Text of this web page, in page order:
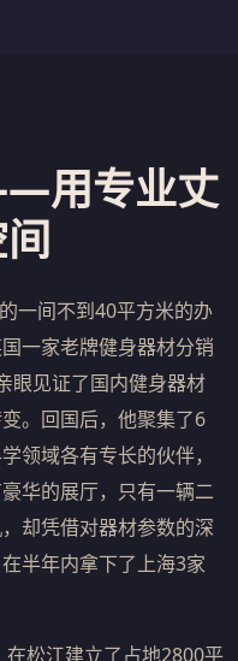
用专业丈
一间不到40平方米的办
一家老牌健身器材分销
眼见证了国内健身器材
。回国后，他聚集了6
领域各有专长的伙伴，
华的展厅，只有一辆二
却凭借对器材参数的深
半年内拿下了上海3家
松江建立了占地2800平